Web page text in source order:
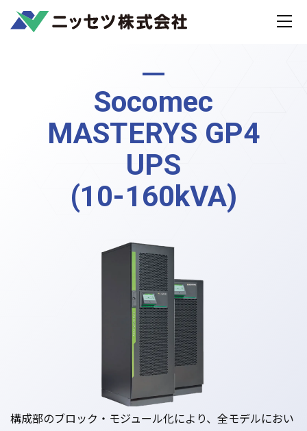
Home 製品 電気設備 MASTERYS
Socomec
MASTERYS GP4
UPS
(10-160kVA)
構成部のブロック・モジュール化により、全モデルにおい